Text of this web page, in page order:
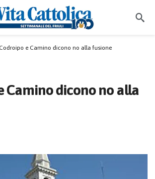
Codroipo e Camino dicono no alla fusione
Camino dicono no alla